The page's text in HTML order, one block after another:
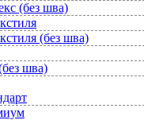
(без шва)
(без шва)
шва)